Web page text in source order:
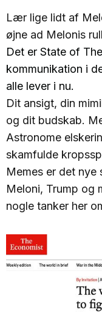
Lær lige lidt af
øjne ad Melonis
Det er State of
kommunikation i
alle lever i nu.
Dit ansigt, din
og dit budskab.
Astronome
skamfulde
Memes er det nye
Meloni, Trump og
nogle tanker her